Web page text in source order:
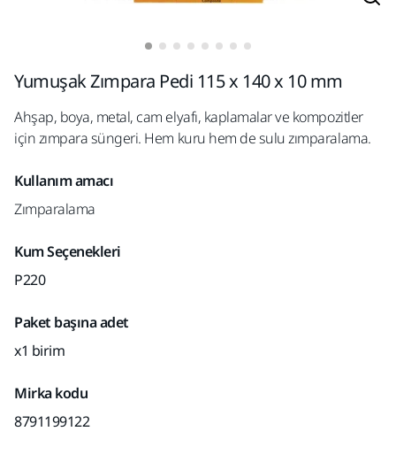
Yumuşak Zımpara Pedi 115 x 140 x 10 mm
Ahşap, boya, metal, cam elyafı, kaplamalar ve kompozitler
için zımpara süngeri. Hem kuru hem de sulu zımparalama.
Kullanım amacı
Zımparalama
Kum Seçenekleri
P220
Paket başına adet
x1 birim
Mirka kodu
8791199122